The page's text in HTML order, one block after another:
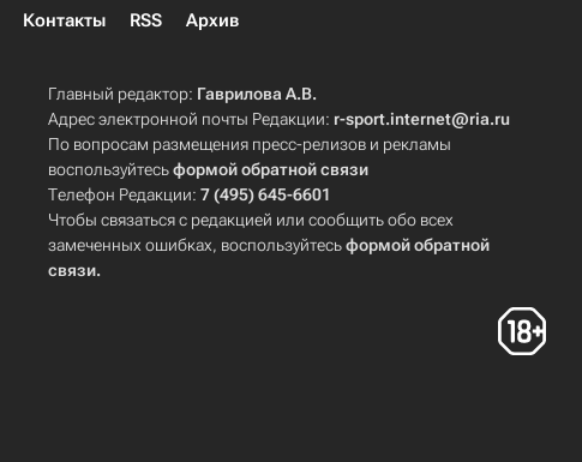
Контакты RSS Архив
Главный редактор: Гаврилова А.В.
Адрес электронной почты Редакции: r-sport.internet@ria.ru
По вопросам размещения пресс-релизов и рекламы
воспользуйтесьформой обратной связи
Телефон Редакции:7 (495) 645-6601
Чтобы связаться с редакцией или сообщить обо всех
замеченных ошибках, воспользуйтесьформой обратной
связи.